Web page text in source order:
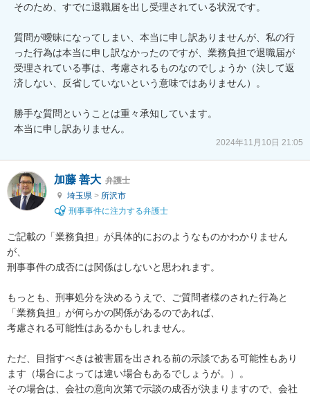
そのため、すでに退職届を出し受理されている状況です。
質問が曖昧になってしまい、本当に申し訳ありませんが、私の行
った行為は本当に申し訳なかったのですが、業務負担で退職届が
受理されている事は、考慮されるものなのでしょうか（決して返
済しない、反省していないという意味ではありません）。
勝手な質問ということは重々承知しています。
本当に申し訳ありません。
2024年11月10日 21:05
加藤 善大 弁護士
埼玉県 > 所沢市
刑事事件に注力する弁護士
ご記載の「業務負担」が具体的におのようなものかわかりません
が、
刑事事件の成否には関係はしないと思われます。
もっとも、刑事処分を決めるうえで、ご質問者様のされた行為と
「業務負担」が何らかの関係があるのであれば、
考慮される可能性はあるかもしれません。
ただ、目指すべきは被害届を出される前の示談である可能性もあり
ます（場合によっては違い場合もあるでしょうが。）。
その場合は、会社の意向次第で示談の成否が決まりますので、会社